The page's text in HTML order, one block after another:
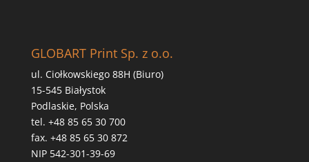
GLOBART Print Sp. z o.o.
ul. Ciołkowskiego 88H (Biuro)
15-545 Białystok
Podlaskie, Polska
tel. +48 85 65 30 700
fax. +48 85 65 30 872
NIP 542-301-39-69